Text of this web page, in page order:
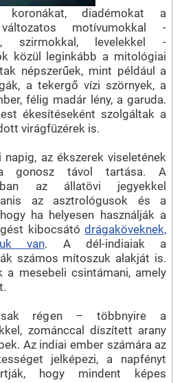
koronákat, diadémokat a
motívumokkal -
szirmokkal, levelekkel -
közül leginkább a mitológiai
népszerűek, mint például a
a tekergő vízi szörnyek, a
félig madár lény, a garuda.
ékesítéseként szolgáltak a
virágfüzérek is.
az ékszerek viseletének
gonosz távol tartása. A
az állatövi jegyekkel
az asztrológusok és a
ha helyesen használják a
kibocsátódrágaköveknek,
van. A dél-indiaiak a
számos mítoszuk alakját is.
a mesebeli csintámani, amely
régen – többnyire a
zománccal díszített arany
Az indiai ember számára az
jelképezi, a napfényt
hogy mindent képes